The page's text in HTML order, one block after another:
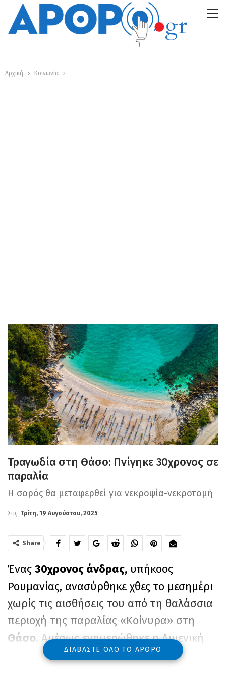
Αρχική Κοινωνία
Τραγωδία στη Θάσο: Πνίγηκε 30χρονος σε
παραλία
Η σορός θα μεταφερθεί για νεκροψία-νεκροτομή
Στις Τρίτη, 19 Αυγούστου, 2025
Share
Ένας 30χρονος άνδρας, υπήκοος
Ρουμανίας, ανασύρθηκε χθες το μεσημέρι
χωρίς τις αισθήσεις του από τη θαλάσσια
περιοχή της παραλίας «Κοίνυρα» στη
Θάσο. Αμέσως ενημερώθηκε η Λιμενική
Αρχή Θάσου, ενώ οι πρώτες βοήθειες
ΔΙΑΒΆΣΤΕ ΌΛΟ ΤΟ ΆΡΘΡΟ